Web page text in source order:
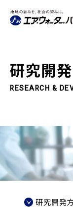
研究開発
RESEARCH &
研究開発